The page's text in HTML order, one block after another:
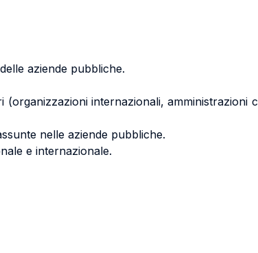
aziende pubbliche.
internazionali, amministrazioni
nelle aziende pubbliche.
e internazionale.